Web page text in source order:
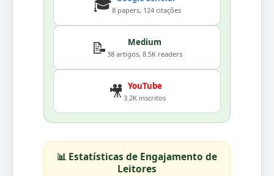
8 papers, 124 citações
📝 Medium
38 artigos, 8.5K readers
🎥 YouTube
3.2K inscritos
📊 Estatísticas de Engajamento de
Leitores